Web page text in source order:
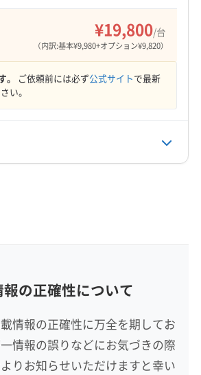
¥19,800/台
（内訳:基本¥9,980+オプション¥9,820）
ご依頼前には必ず公式サイトで最新
い。
加治屋町3-7
野市 姶良市 薩摩川内市
指宿市
市 南九州市 日置市
霧島市
の正確性について
情報の正確性に万全を期してお
情報の誤りなどにお気づきの際
りお知らせいただけますと幸い